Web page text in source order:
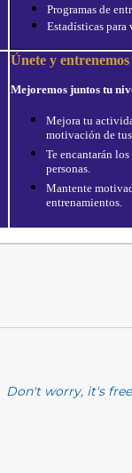
Programas de
Estadísticas para
Únete y
Mejoremos juntos tu
Mejora tu
motivación de
Te encantarán
personas.
Mantente
entrenamientos.
Don't worry, it's free